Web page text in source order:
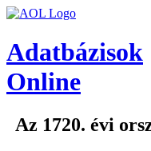
Adatbázisok
Online
Az 1720. évi